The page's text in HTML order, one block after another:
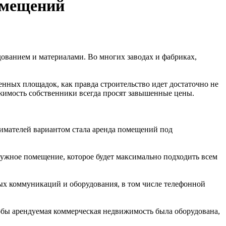
и материалами. Во многих заводах и фабриках,
площадок, как правда строительство идет достаточно не
собственники всегда просят завышенные цены.
вариантом стала аренда помещений под
помещение, которое будет максимально подходить всем
коммуникаций и оборудования, в том числе телефонной
арендуемая коммерческая недвижимость была оборудована,